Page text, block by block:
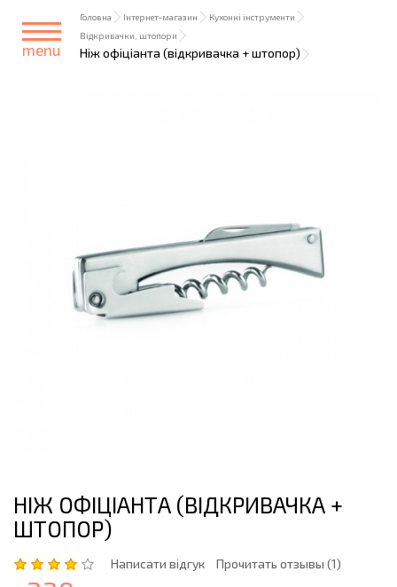
menu
Головна Інтернет-магазин
Кухонні інструменти
Відкривачки, штопори
Ніж офіціанта (відкривачка + штопор)
НІЖ ОФІЦІАНТА (ВІДКРИВАЧКА +
ШТОПОР)
Написати відгук Прочитать отзывы (1)